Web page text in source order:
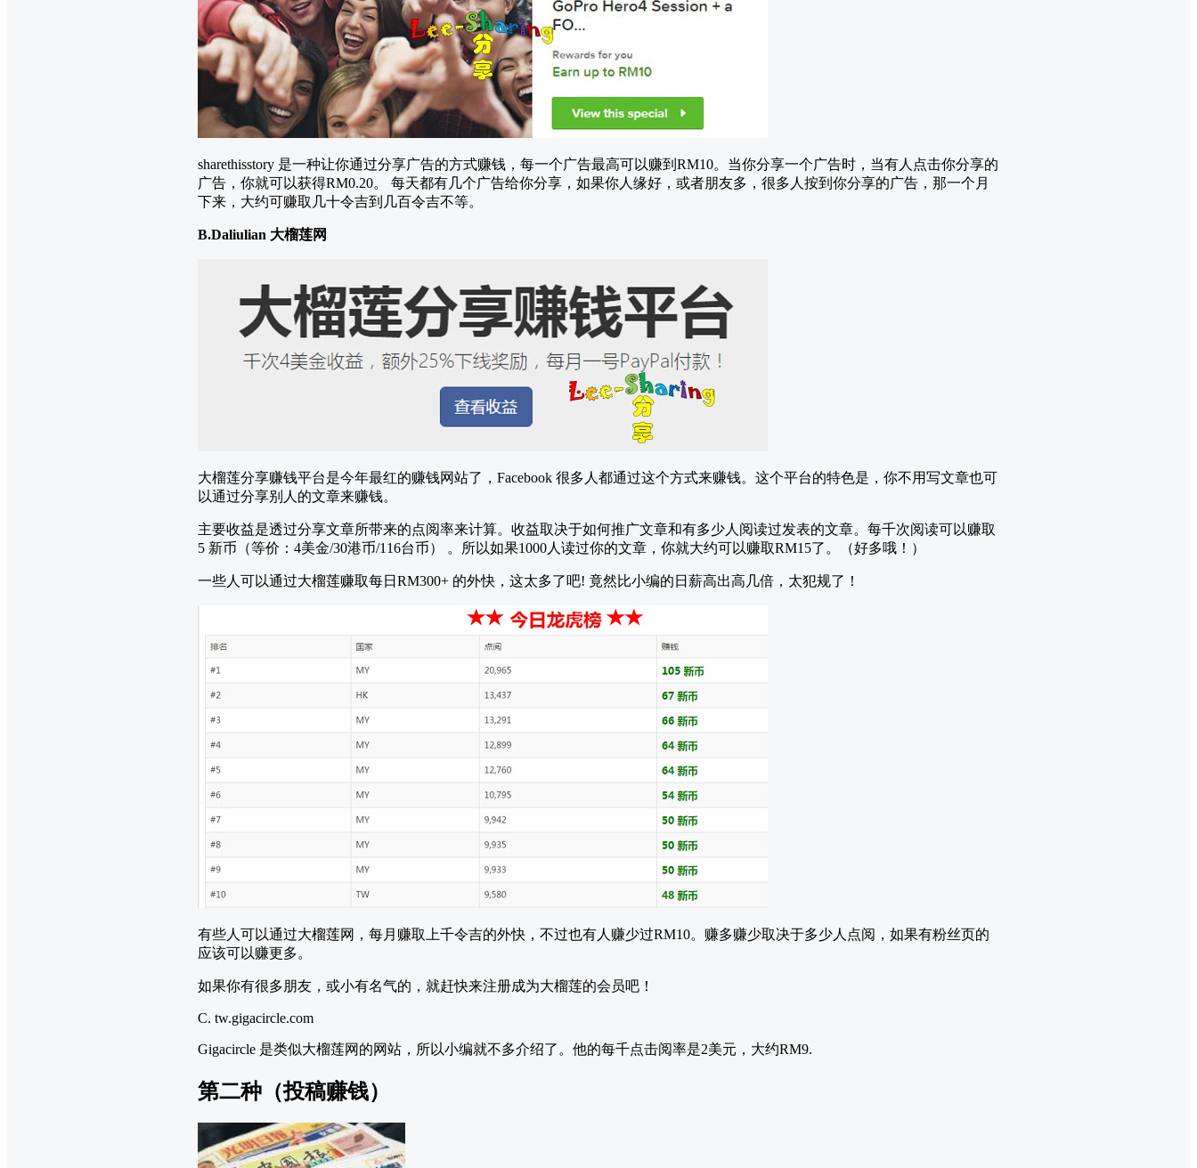
sharethisstory 是一种让你通过分享广告的方式赚钱，每一个广告最高可以赚到RM10。当你分享一个广告时，当有人点击你分享的
广告，你就可以获得RM0.20。 每天都有几个广告给你分享，如果你人缘好，或者朋友多，很多人按到你分享的广告，那一个月
下来，大约可赚取几十令吉到几百令吉不等。
B.Daliulian 大榴莲网
大榴莲分享赚钱平台是今年最红的赚钱网站了，Facebook 很多人都通过这个方式来赚钱。这个平台的特色是，你不用写文章也可
以通过分享别人的文章来赚钱。
主要收益是透过分享文章所带来的点阅率来计算。收益取决于如何推广文章和有多少人阅读过发表的文章。每千次阅读可以赚取
5 新币（等价：4美金/30港币/116台币） 。所以如果1000人读过你的文章，你就大约可以赚取RM15了。（好多哦！）
一些人可以通过大榴莲赚取每日RM300+ 的外快，这太多了吧! 竟然比小编的日薪高出高几倍，太犯规了！
有些人可以通过大榴莲网，每月赚取上千令吉的外快，不过也有人赚少过RM10。赚多赚少取决于多少人点阅，如果有粉丝页的
应该可以赚更多。
如果你有很多朋友，或小有名气的，就赶快来注册成为大榴莲的会员吧！
C. tw.gigacircle.com
Gigacircle 是类似大榴莲网的网站，所以小编就不多介绍了。他的每千点击阅率是2美元，大约RM9.
第二种（投稿赚钱）